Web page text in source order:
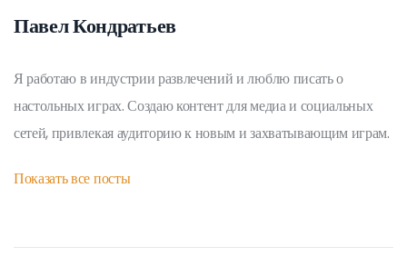
Павел Кондратьев
Я работаю в индустрии развлечений и люблю писать о
настольных играх. Создаю контент для медиа и социальных
сетей, привлекая аудиторию к новым и захватывающим играм.
Показать все посты